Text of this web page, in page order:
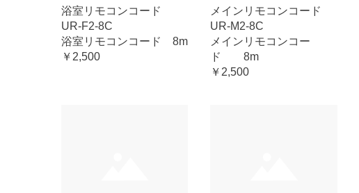
浴室リモコンコード
UR-F2-8C
浴室リモコンコード 8m
￥2,500
メインリモコンコード
UR-M2-8C
メインリモコンコー
ド 8m
￥2,500